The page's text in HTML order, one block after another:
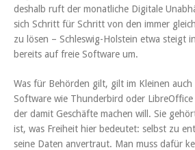
deshalb ruft der monatliche Digitale
sich Schritt für Schritt von den immer
zu lösen – Schleswig-Holstein etwa steigt
bereits auf freie Software um.
Was für Behörden gilt, gilt im Kleinen
Software wie Thunderbird oder
der damit Geschäfte machen will. Sie
ist, was Freiheit hier bedeutet: selbst zu
seine Daten anvertraut. Man muss dafür